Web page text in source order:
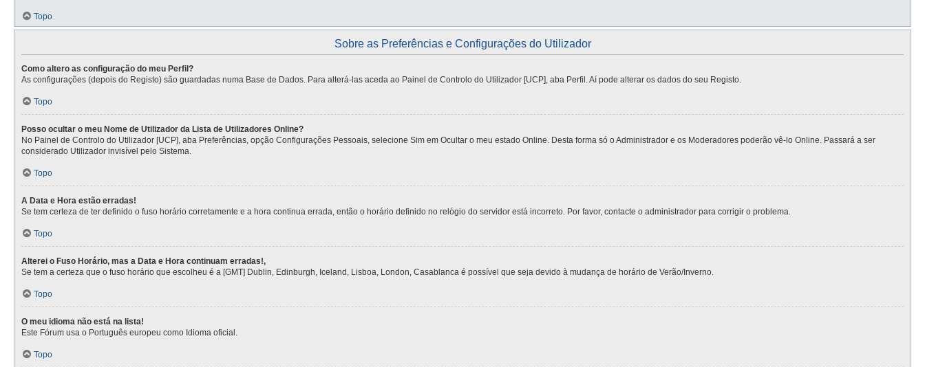
Topo
Sobre as Preferências e Configurações do Utilizador
Como altero as configuração do meu Perfil?
As configurações (depois do Registo) são guardadas numa Base de Dados. Para alterá-las aceda ao Painel de Controlo do Utilizador [UCP], aba Perfil. Aí pode alterar os dados do seu Registo.
Topo
Posso ocultar o meu Nome de Utilizador da Lista de Utilizadores Online?
No Painel de Controlo do Utilizador [UCP], aba Preferências, opção Configurações Pessoais, selecione Sim em Ocultar o meu estado Online. Desta forma só o Administrador e os Moderadores poderão vê-lo Online. Passará a ser
considerado Utilizador invisível pelo Sistema.
Topo
A Data e Hora estão erradas!
Se tem certeza de ter definido o fuso horário corretamente e a hora continua errada, então o horário definido no relógio do servidor está incorreto. Por favor, contacte o administrador para corrigir o problema.
Topo
Alterei o Fuso Horário, mas a Data e Hora continuam erradas!,
Se tem a certeza que o fuso horário que escolheu é a [GMT] Dublin, Edinburgh, Iceland, Lisboa, London, Casablanca é possível que seja devido à mudança de horário de Verão/Inverno.
Topo
O meu idioma não está na lista!
Este Fórum usa o Português europeu como Idioma oficial.
Topo